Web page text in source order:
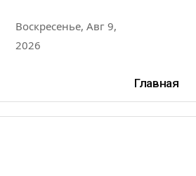
Воскресенье, Авг 9,
2026
Главная